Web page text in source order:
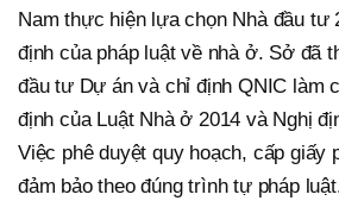
Nam thực hiện lựa chọn Nhà đầu tư
định của pháp luật về nhà ở. Sở đã
đầu tư Dự án và chỉ định QNIC làm
định của Luật Nhà ở 2014 và Nghị
Việc phê duyệt quy hoạch, cấp giấy
đảm bảo theo đúng trình tự pháp